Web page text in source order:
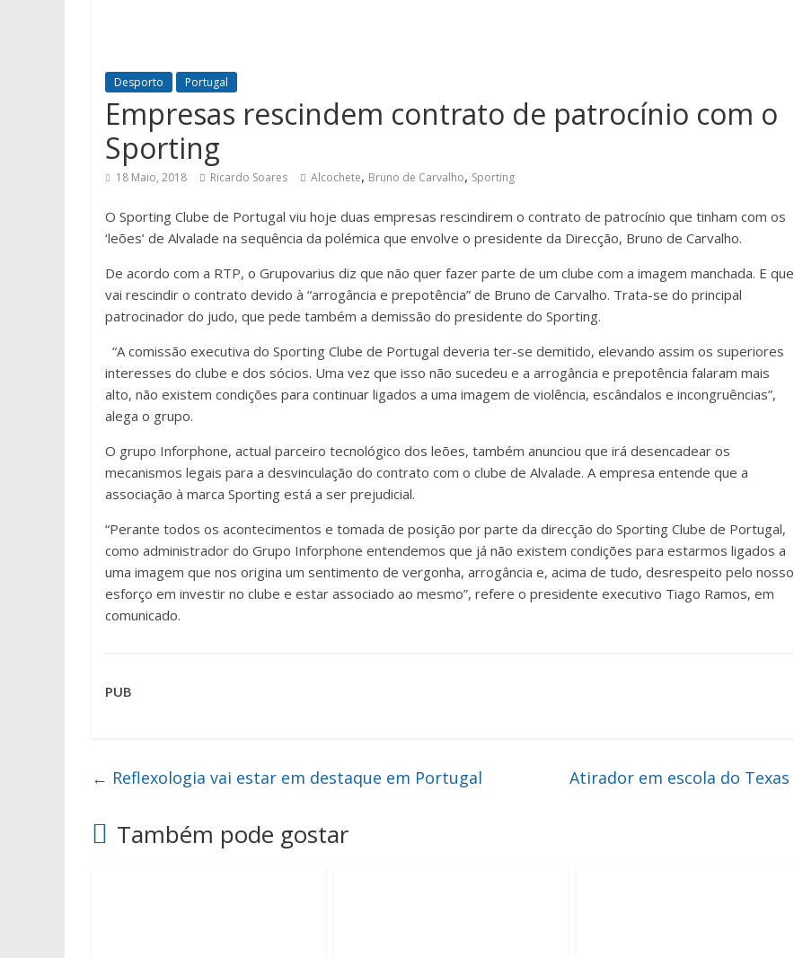
Desporto Portugal
Empresas rescindem contrato de patrocínio com o
Sporting
18 Maio, 2018 Ricardo Soares Alcochete, Bruno de Carvalho, Sporting
O Sporting Clube de Portugal viu hoje duas empresas rescindirem o contrato de patrocínio que tinham com os
‘leões’ de Alvalade na sequência da polémica que envolve o presidente da Direcção, Bruno de Carvalho.
De acordo com a RTP, o Grupovarius diz que não quer fazer parte de um clube com a imagem manchada. E que
vai rescindir o contrato devido à “arrogância e prepotência” de Bruno de Carvalho. Trata-se do principal
patrocinador do judo, que pede também a demissão do presidente do Sporting.
“A comissão executiva do Sporting Clube de Portugal deveria ter-se demitido, elevando assim os superiores
interesses do clube e dos sócios. Uma vez que isso não sucedeu e a arrogância e prepotência falaram mais
alto, não existem condições para continuar ligados a uma imagem de violência, escândalos e incongruências”,
alega o grupo.
O grupo Inforphone, actual parceiro tecnológico dos leões, também anunciou que irá desencadear os
mecanismos legais para a desvinculação do contrato com o clube de Alvalade. A empresa entende que a
associação à marca Sporting está a ser prejudicial.
“Perante todos os acontecimentos e tomada de posição por parte da direcção do Sporting Clube de Portugal,
como administrador do Grupo Inforphone entendemos que já não existem condições para estarmos ligados a
uma imagem que nos origina um sentimento de vergonha, arrogância e, acima de tudo, desrespeito pelo nosso
esforço em investir no clube e estar associado ao mesmo”, refere o presidente executivo Tiago Ramos, em
comunicado.
PUB
← Reflexologia vai estar em destaque em Portugal Atirador em escola do Texas
Também pode gostar